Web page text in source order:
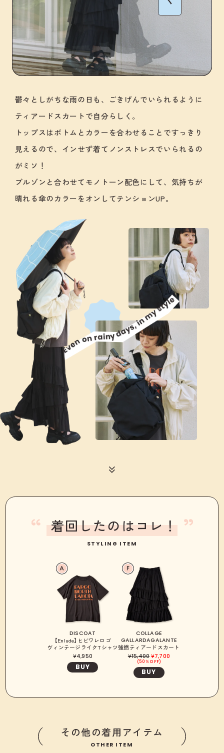
鬱々としがちな雨の日も、ごきげんでいられるように
ティアードスカートで自分らしく。
トップスはボトムとカラーを合わせることですっきり
見えるので、インせず着てノンストレスでいられるの
がミソ！
ブルゾンと合わせてモノトーン配色にして、気持ちが
晴れる傘のカラーをオンしてテンションUP。
着回したのはコレ！
STYLING ITEM
DISCOAT
【Enlude】ヒビワレロゴ
ヴィンテージライクTシャツ
4,950
BUY
COLLAGE
GALLARDAGALANTE
強撚ティアードスカート
15,400 7,700
50％OFF
BUY
その他の着用アイテム
OTHER ITEM